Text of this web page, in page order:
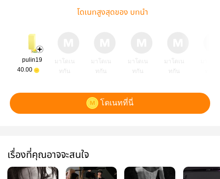
โดเนทสูงสุดของ บทนำ
pulin19
40.00
มาโดเน
ทกัน
มาโดเน
ทกัน
มาโดเน
ทกัน
มาโดเน
ทกัน
โดเนทที่นี่
เรื่องที่คุณอาจจะสนใจ